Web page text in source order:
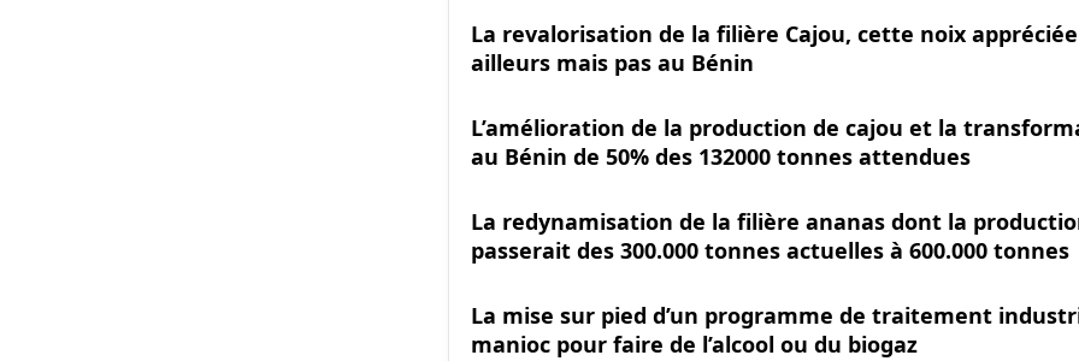
La revalorisation de la filière Cajou, cette noix appréciée
ailleurs mais pas au Bénin
L’amélioration de la production de cajou et la
au Bénin de 50% des 132000 tonnes attendues
La redynamisation de la filière ananas dont la
passerait des 300.000 tonnes actuelles à 600.000 tonnes
La mise sur pied d’un programme de traitement
manioc pour faire de l’alcool ou du biogaz